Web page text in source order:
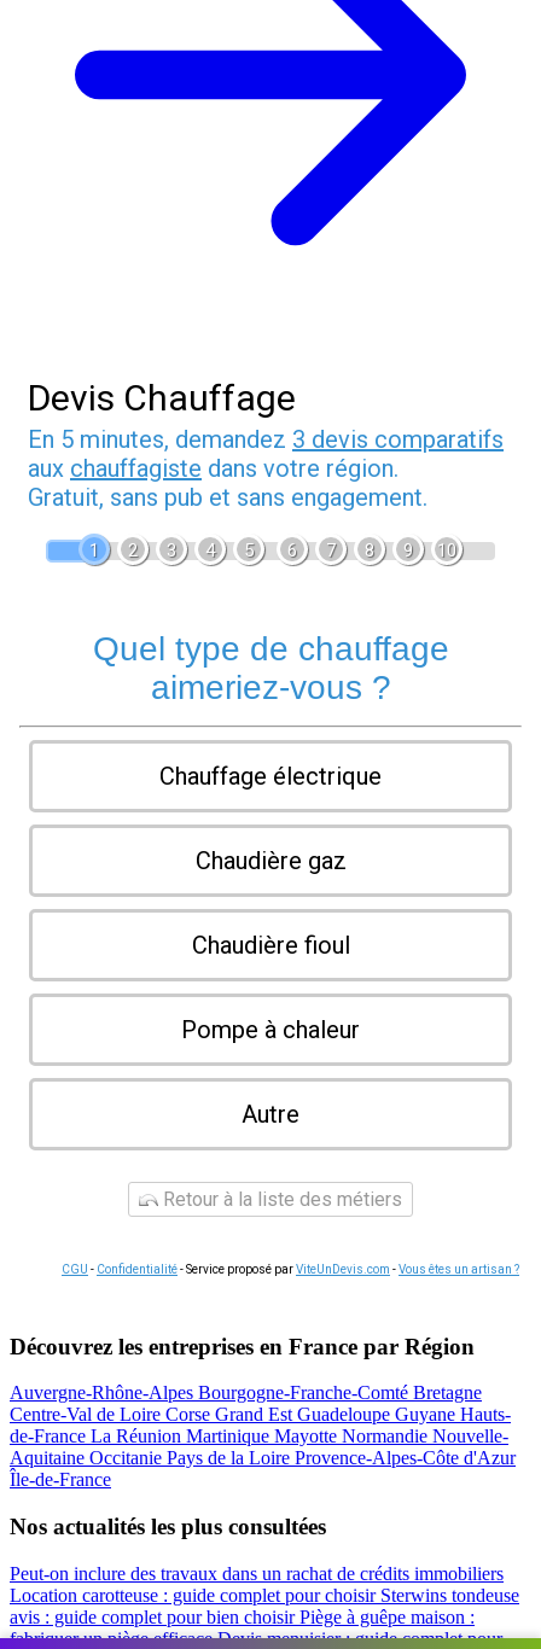
Devis Chauffage
En 5 minutes, demandez 3 devis comparatifs
aux chauffagiste dans votre région.
Gratuit, sans pub et sans engagement.
1 2 3 4 5 6 7 8 9 10
Quel type de chauffage
aimeriez-vous ?
Chauffage électrique
Chaudière gaz
Chaudière fioul
Pompe à chaleur
Autre
Retour à la liste des métiers
CGU - Confidentialité- Service proposé parViteUnDevis.com -Vous êtes un artisan ?
Découvrez les entreprises en France par Région
Auvergne-Rhône-Alpes Bourgogne-Franche-Comté Bretagne
Centre-Val de Loire Corse Grand EstGuadeloupe Guyane Hauts-
de-France La Réunion Martinique Mayotte Normandie Nouvelle-
Aquitaine Occitanie Pays de la Loire Provence-Alpes-Côte d'Azur
Île-de-France
Nos actualités les plus consultées
Peut-on inclure des travaux dans un rachat de crédits immobiliers
Location carotteuse : guide complet pour choisir Sterwins tondeuse
avis : guide complet pour bien choisirPiège à guêpe maison :
fabriquer un piège efficaceDevis menuisier : guide complet pour